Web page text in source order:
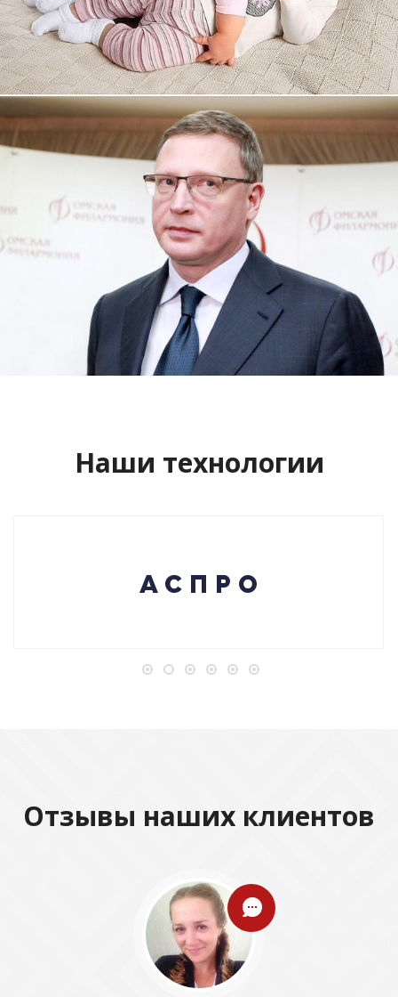
Смотреть проект
Сайт кандидата в губернаторы
Буркова Александра Леонидовича
Смотреть проект
Наши технологии
Отзывы наших клиентов